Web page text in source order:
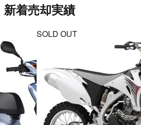
新着売却実績
SOLD OUT